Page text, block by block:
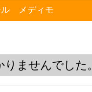
ル メディモ
ませんでした。